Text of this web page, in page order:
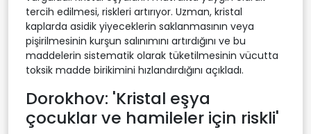
tercih edilmesi, riskleri artırıyor. Uzman, kristal
kaplarda asidik yiyeceklerin saklanmasının veya
pişirilmesinin kurşun salınımını artırdığını ve bu
maddelerin sistematik olarak tüketilmesinin vücutta
toksik madde birikimini hızlandırdığını açıkladı.
Dorokhov: 'Kristal eşya
çocuklar ve hamileler için riskli'